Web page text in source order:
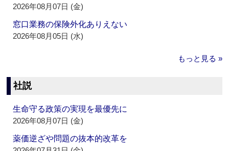
2026年08月07日 (金)
窓口業務の保険外化ありえない
2026年08月05日 (水)
もっと見る »
社説
生命守る政策の実現を最優先に
2026年08月07日 (金)
薬価逆ざや問題の抜本的改革を